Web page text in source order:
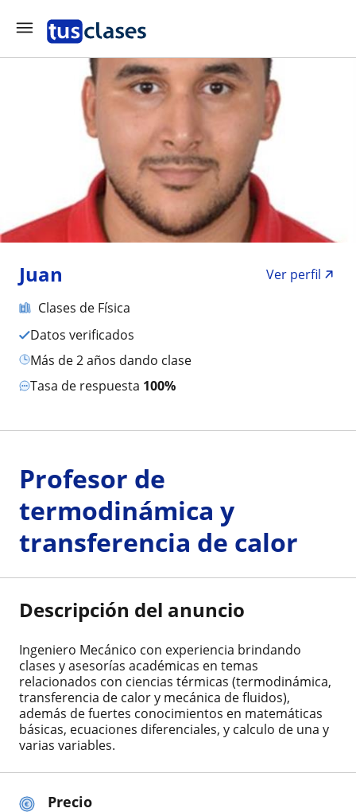
Juan
Ver perfil
Clases de Física
Datos verificados
más de 2 años dando clase
Tasa de respuesta 100%
Precio
Profesor de
termodinámica y
transferencia de calor
Descripción del anuncio
Ingeniero Mecánico con experiencia brindando
clases y asesorías académicas en temas
relacionados con ciencias térmicas (termodinámica,
transferencia de calor y mecánica de fluidos),
además de fuertes conocimientos en matemáticas
básicas, ecuaciones diferenciales, y calculo de una y
varias variables.